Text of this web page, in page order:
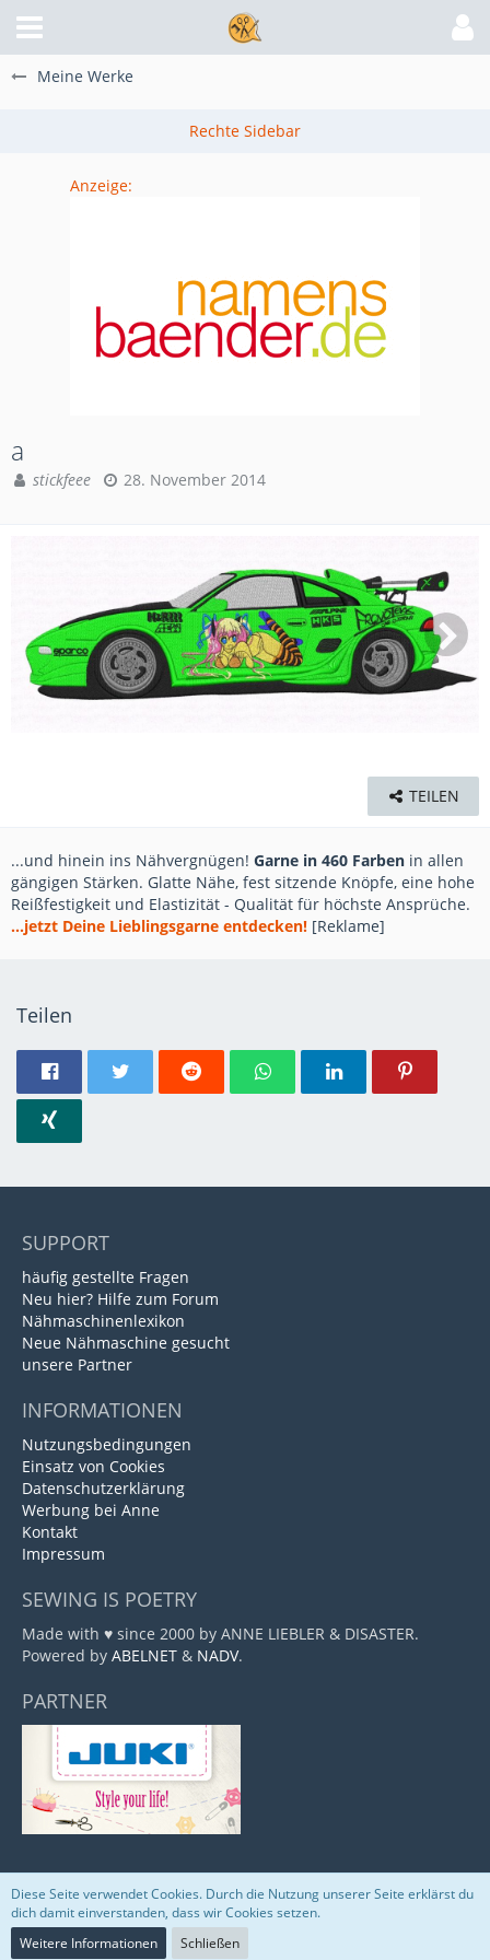
Meine Werke
Anzeige:
a
stickfeee 28. November 2014
TEILEN
...und hinein ins Nähvergnügen! Garne in 460 Farben in allen
gängigen Stärken. Glatte Nähe, fest sitzende Knöpfe, eine hohe
Reißfestigkeit und Elastizität - Qualität für höchste Ansprüche.
...jetzt Deine Lieblingsgarne entdecken! [Reklame]
Teilen
SUPPORT
häufig gestellte Fragen
Neu hier? Hilfe zum Forum
Nähmaschinenlexikon
Neue Nähmaschine gesucht
unsere Partner
INFORMATIONEN
Nutzungsbedingungen
Einsatz von Cookies
Datenschutzerklärung
Werbung bei Anne
Kontakt
Impressum
SEWING IS POETRY
Made with ♥ since 2000 by ANNE LIEBLER & DISASTER.
Powered by ABELNET & NADV.
PARTNER
Community-Software:WoltLab Suite™
Diese Seite verwendet Cookies. Durch die Nutzung unserer Seite erklärst du
dich damit einverstanden, dass wir Cookies setzen.
Weitere Informationen
Schließen